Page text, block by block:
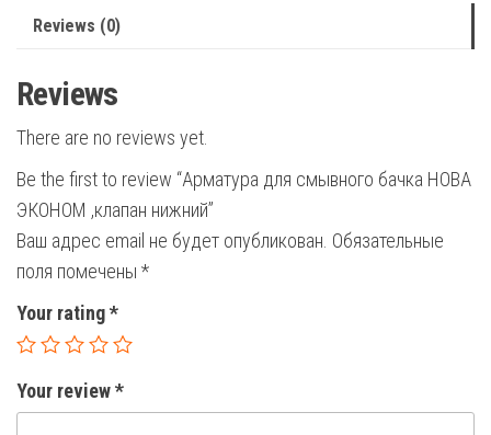
quantity
Reviews (0)
Reviews
There are no reviews yet.
Be the first to review “Арматура для смывного бачка НОВА
ЭКОНОМ ,клапан нижний”
Ваш адрес email не будет опубликован. Обязательные
поля помечены *
Your rating*
Your review*